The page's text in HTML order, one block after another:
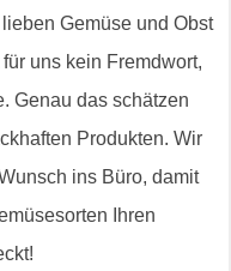
Gemüse und Obst
uns kein Fremdwort,
Genau das schätzen
Produkten. Wir
ins Büro, damit
Ihren